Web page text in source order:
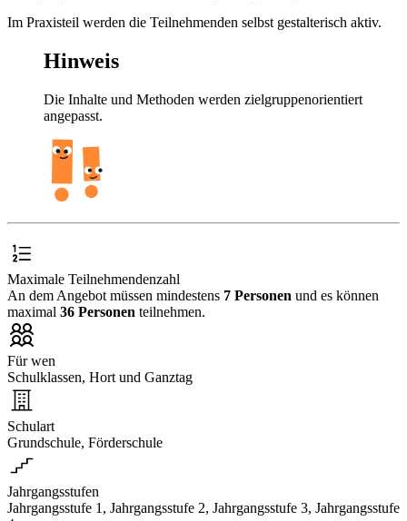
Im Praxisteil werden die Teilnehmenden selbst gestalterisch aktiv.
Hinweis
Die Inhalte und Methoden werden zielgruppenorientiert
angepasst.
Maximale Teilnehmendenzahl
An dem Angebot müssen mindestens 7 Personen und es können
maximal 36 Personen teilnehmen.
Für wen
Schulklassen, Hort und Ganztag
Schulart
Grundschule, Förderschule
Jahrgangsstufen
Jahrgangsstufe 1, Jahrgangsstufe 2, Jahrgangsstufe 3, Jahrgangsstufe